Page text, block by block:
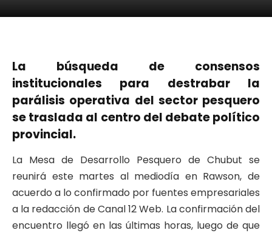
La búsqueda de consensos
institucionales para destrabar la
parálisis operativa del sector pesquero
se traslada al centro del debate político
provincial.
La Mesa de Desarrollo Pesquero de Chubut se
reunirá este martes al mediodía en Rawson, de
acuerdo a lo confirmado por fuentes empresariales
a la redacción de Canal 12 Web. La confirmación del
encuentro llegó en las últimas horas, luego de que